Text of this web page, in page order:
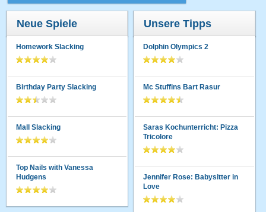
Neue Spiele
Homework Slacking
Birthday Party Slacking
Mall Slacking
Top Nails with Vanessa
Hudgens
Unsere Tipps
Dolphin Olympics 2
Mc Stuffins Bart Rasur
Saras Kochunterricht: Pizza
Tricolore
Jennifer Rose: Babysitter in
Love